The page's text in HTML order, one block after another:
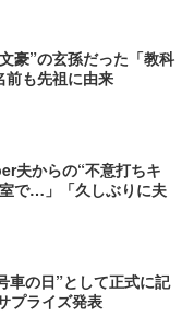
豪”の玄孫だった「教科
前も先祖に由来
夫からの“不意打ちキ
で…」「久しぶりに夫
車の日”として正式に記
プライズ発表